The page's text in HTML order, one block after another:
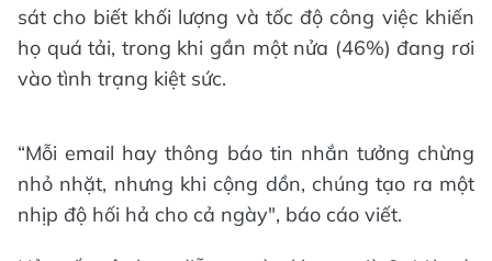
sát cho biết khối lượng và tốc độ công việc khiến
họ quá tải, trong khi gần một nửa (46%) đang rơi
vào tình trạng kiệt sức.
“Mỗi email hay thông báo tin nhắn tưởng chừng
nhỏ nhặt, nhưng khi cộng dồn, chúng tạo ra một
nhịp độ hối hả cho cả ngày", báo cáo viết.